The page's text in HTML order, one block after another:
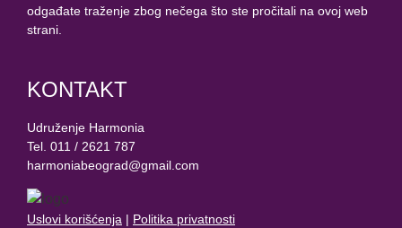
odgađate traženje zbog nečega što ste pročitali na ovoj web
strani.
KONTAKT
Udruženje Harmonia
Tel. 011 / 2621 787
harmoniabeograd@gmail.com
Uslovi korišćenja | Politika privatnosti